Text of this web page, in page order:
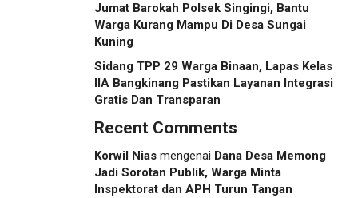
Jumat Barokah Polsek Singingi, Bantu
Warga Kurang Mampu Di Desa Sungai
Kuning
Sidang TPP 29 Warga Binaan, Lapas Kelas
IIA Bangkinang Pastikan Layanan Integrasi
Gratis Dan Transparan
Recent Comments
Korwil Nias mengenai Dana Desa Memong
Jadi Sorotan Publik, Warga Minta
Inspektorat dan APH Turun Tangan